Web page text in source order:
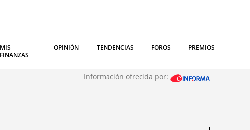
MIS
FINANZAS
OPINIÓN TENDENCIAS FOROS PREMIOS
Información ofrecida por: